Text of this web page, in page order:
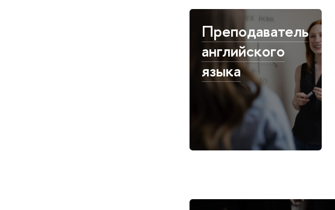
Преподаватель
английского
языка